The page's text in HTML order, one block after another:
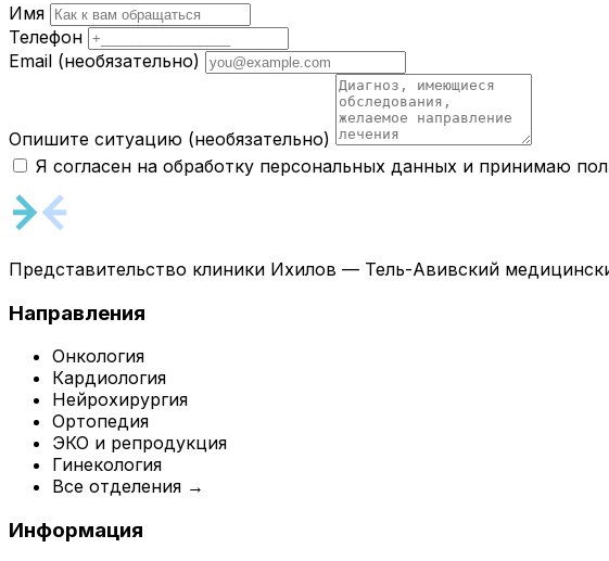
Имя
Телефон
Email (необязательно)
Опишите ситуацию (необязательно)
Я согласен на обработку персональных данных и принимаю
Представительство клиники Ихилов — Тель-Авивский
Направления
Онкология
Кардиология
Нейрохирургия
Ортопедия
ЭКО и репродукция
Гинекология
Все отделения →
Информация